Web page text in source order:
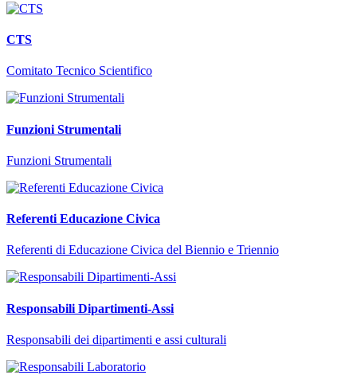
CTS
Comitato Tecnico Scientifico
Funzioni Strumentali
Funzioni Strumentali
Referenti Educazione Civica
Referenti di Educazione Civica del Biennio e Triennio
Responsabili Dipartimenti-Assi
Responsabili dei dipartimenti e assi culturali